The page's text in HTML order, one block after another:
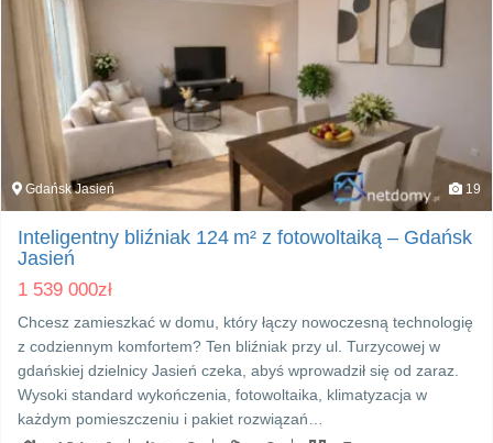
Gdańsk Jasień 19
Inteligentny bliźniak 124 m² z fotowoltaiką – Gdańsk
Jasień
1 539 000zł
Chcesz zamieszkać w domu, który łączy nowoczesną technologię
z codziennym komfortem? Ten bliźniak przy ul. Turzycowej w
gdańskiej dzielnicy Jasień czeka, abyś wprowadził się od zaraz.
Wysoki standard wykończenia, fotowoltaika, klimatyzacja w
każdym pomieszczeniu i pakiet rozwiązań…